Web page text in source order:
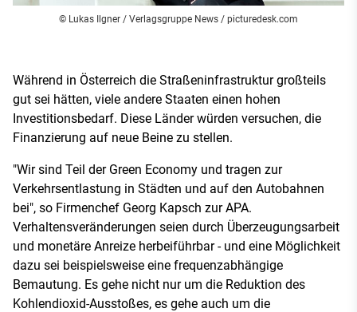
© Lukas Ilgner / Verlagsgruppe News / picturedesk.com
Während in Österreich die Straßeninfrastruktur großteils
gut sei hätten, viele andere Staaten einen hohen
Investitionsbedarf. Diese Länder würden versuchen, die
Finanzierung auf neue Beine zu stellen.
"Wir sind Teil der Green Economy und tragen zur
Verkehrsentlastung in Städten und auf den Autobahnen
bei", so Firmenchef Georg Kapsch zur APA.
Verhaltensveränderungen seien durch Überzeugungsarbeit
und monetäre Anreize herbeiführbar - und eine Möglichkeit
dazu sei beispielsweise eine frequenzabhängige
Bemautung. Es gehe nicht nur um die Reduktion des
Kohlendioxid-Ausstoßes, es gehe auch um die